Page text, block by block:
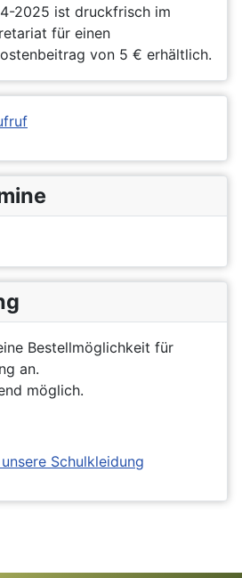
2025 ist druckfrisch im
für einen
von 5 € erhältlich.
Bestellmöglichkeit für
an.
möglich.
Schulkleidung